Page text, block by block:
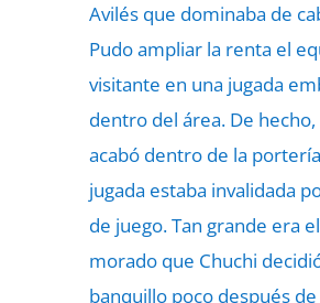
Avilés que dominaba de
Pudo ampliar la renta el
visitante en una jugada
dentro del área. De
acabó dentro de la
jugada estaba invalidada
de juego. Tan grande era
morado que Chuchi
banquillo poco después de